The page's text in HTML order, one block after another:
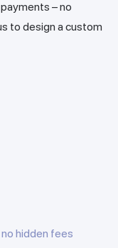
– no
to design a custom
hidden fees